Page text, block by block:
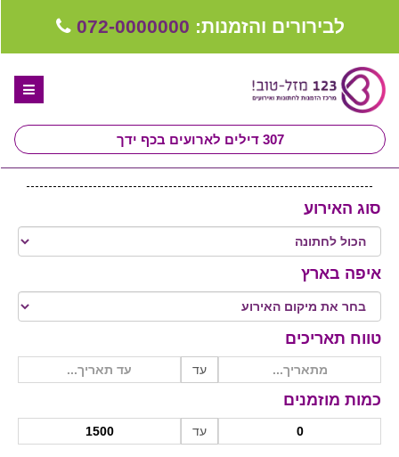
לבירורים והזמנות: 072-0000000
307 דילים לארועים בכף ידך
ספקים לחתונה מומלצים
קבלו ייעוץ בחינם
שירות אישי בקליק
סוג האירוע
איפה בארץ
טווח תאריכים
עד
כמות מוזמנים
עד